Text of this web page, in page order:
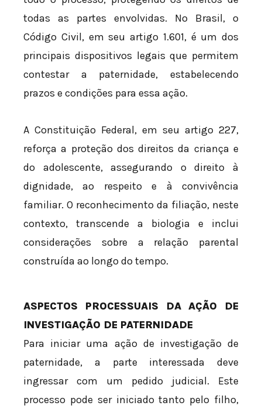
todas as partes envolvidas. No Brasil, o
Código Civil, em seu artigo 1.601, é um dos
principais dispositivos legais que permitem
contestar a paternidade, estabelecendo
prazos e condições para essa ação.
A Constituição Federal, em seu artigo 227,
reforça a proteção dos direitos da criança e
do adolescente, assegurando o direito à
dignidade, ao respeito e à convivência
familiar. O reconhecimento da filiação, neste
contexto, transcende a biologia e inclui
considerações sobre a relação parental
construída ao longo do tempo.
ASPECTOS PROCESSUAIS DA AÇÃO DE
INVESTIGAÇÃO DE PATERNIDADE
Para iniciar uma ação de investigação de
paternidade, a parte interessada deve
ingressar com um pedido judicial. Este
processo pode ser iniciado tanto pelo filho,